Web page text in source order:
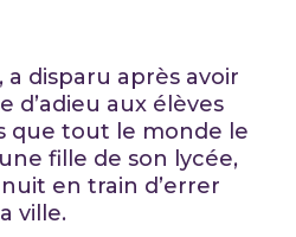
a disparu après avoir
d’adieu aux élèves
que tout le monde le
fille de son lycée,
en train d’errer
ville.